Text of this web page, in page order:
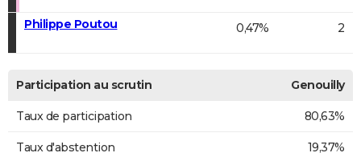
Philippe Poutou 0,47% 2
Participation au scrutin Genouilly
Taux de participation 80,63%
Taux d'abstention 19,37%